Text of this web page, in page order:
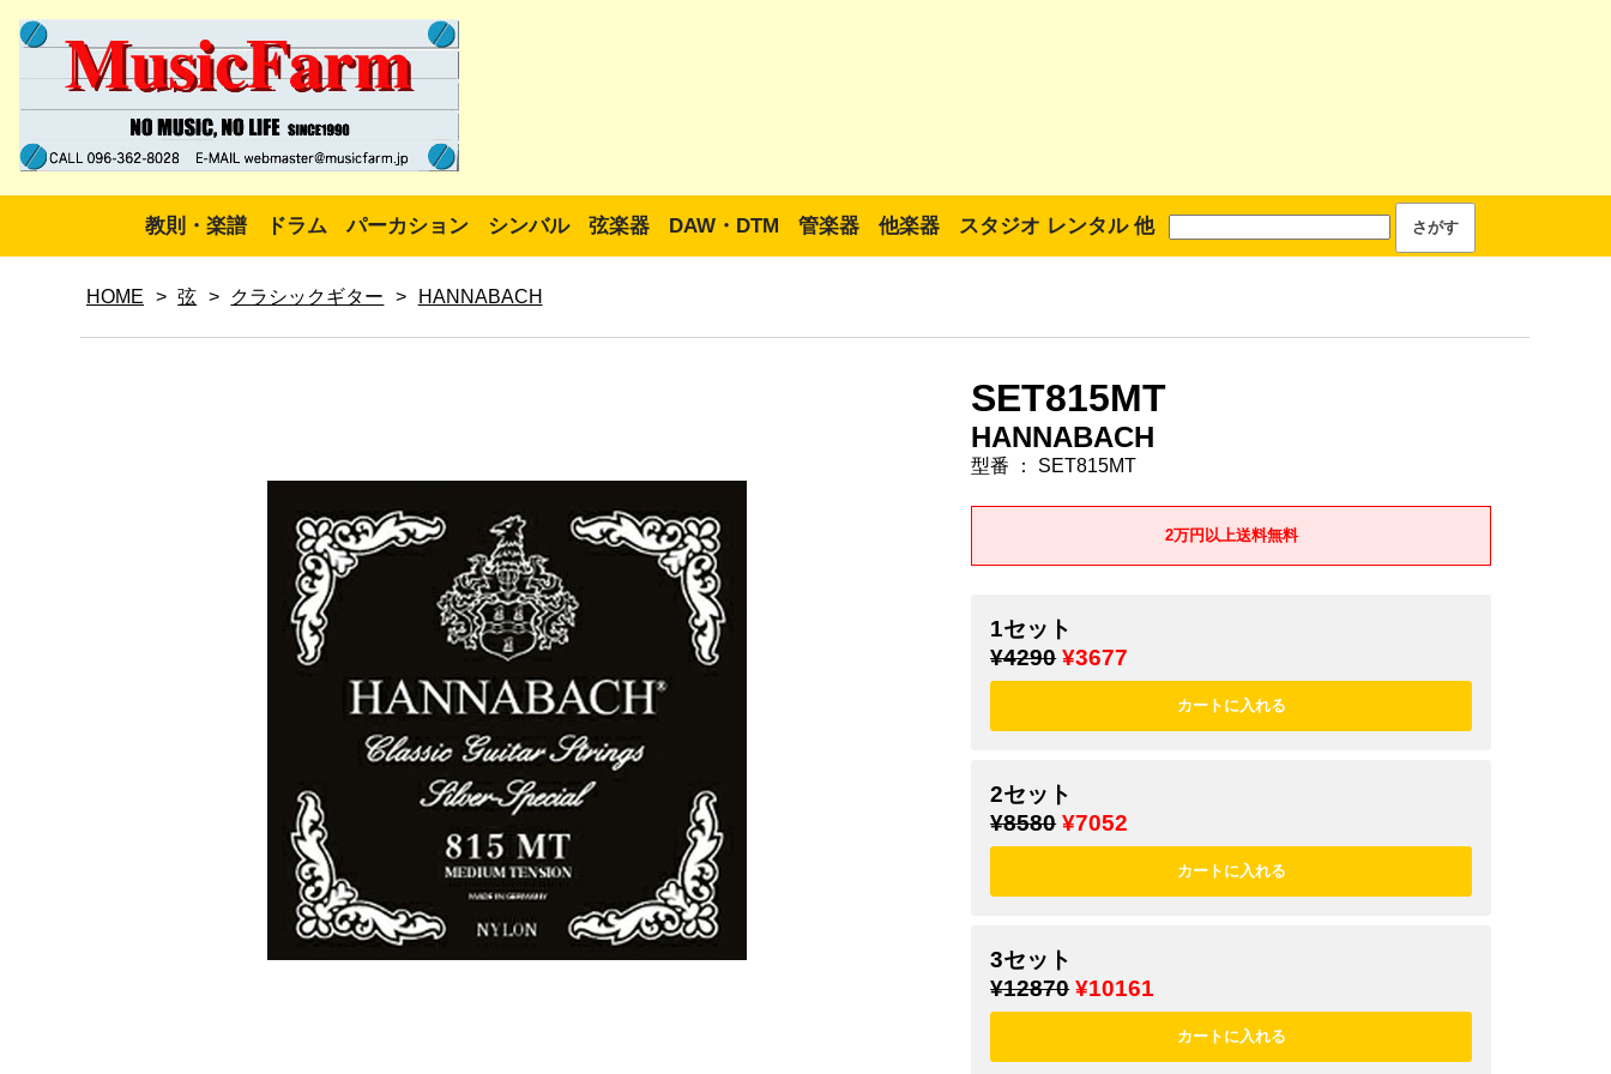
教則・楽譜 ドラム パーカション シンバル 弦楽器 DAW・DTM 管楽器 他楽器 スタジオ レンタル 他
HOME > 弦 > クラシックギター > HANNABACH
SET815MT
HANNABACH
型番 ： SET815MT
2万円以上送料無料
1セット
¥4290 ¥3677
2セット
¥8580 ¥7052
3セット
¥12870 ¥10161